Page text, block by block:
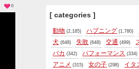
0
[ categories ]
動物 (2,185) ハプニング (1,780)
犬 (648) 失敗 (648) 交通 (499)
バカ (342) パフォーマンス (334)
アニメ (315) 女の子 (298) イタ